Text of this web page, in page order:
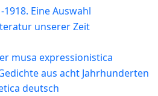
Eine Auswahl
unserer Zeit
musa expressionistica
aus acht Jahrhunderten
deutsch